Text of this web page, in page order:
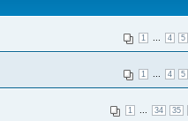
1 4 5
1 4 5
1 34 35